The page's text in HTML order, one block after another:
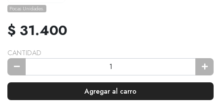
Pocas Unidades.
$ 31.400
CANTIDAD
Agregar al carro